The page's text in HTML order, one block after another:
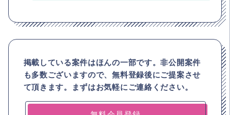
掲載している案件はほんの一部です。非公開案件
も多数ございますので、無料登録後にご提案させ
て頂きます。まずはお気軽にご連絡ください。